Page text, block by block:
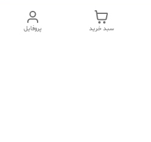
پروفایل سبد خرید